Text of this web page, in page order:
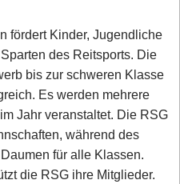
fördert Kinder, Jugendliche
des Reitsports. Die
bis zur schweren Klasse
Es werden mehrere
Jahr veranstaltet. Die RSG
während des
für alle Klassen.
die RSG ihre Mitglieder.